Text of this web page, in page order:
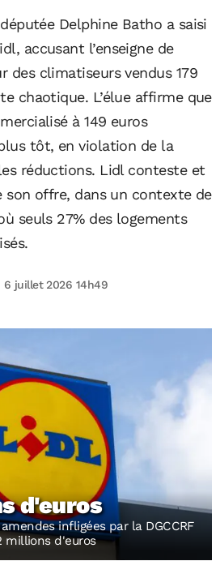
Delphine Batho a saisi
accusant l’enseigne de
des climatiseurs vendus 179
chaotique. L’élue affirme que
à 149 euros
tôt, en violation de la
réductions. Lidl conteste et
son offre, dans un contexte de
seuls 27% des logements
6 juillet 2026 14h49
d'euros
infligées par la DGCCRF
millions d'euros